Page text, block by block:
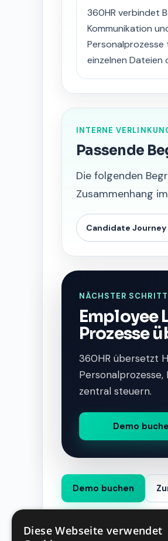
360HR verbindet
Kommunikation
einzelnen Dateien
INTERNE
Passende
Die folgenden
Zusammenhang
Candidate Journey
NÄCHSTER SCHRITT
Employee
Prozesse
360HR übersetzt
Personalprozesse,
zentral steuern.
Demo
Demo buchen
Diese Webseite verwendet